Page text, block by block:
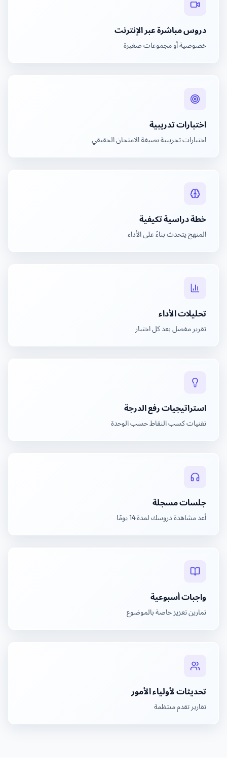
دروس مباشرة عبر الإنترنت
خصوصية أو مجموعات صغيرة
اختبارات تدريبية
اختبارات تجريبية بصيغة الامتحان الحقيقي
خطة دراسية تكيفية
المنهج يتحدث بناءً على الأداء
تحليلات الأداء
تقرير مفصل بعد كل اختبار
استراتيجيات رفع الدرجة
تقنيات كسب النقاط حسب الوحدة
جلسات مسجلة
أعد مشاهدة دروسك لمدة 14 يومًا
واجبات أسبوعية
تمارين تعزيز خاصة بالموضوع
تحديثات لأولياء الأمور
تقارير تقدم منتظمة